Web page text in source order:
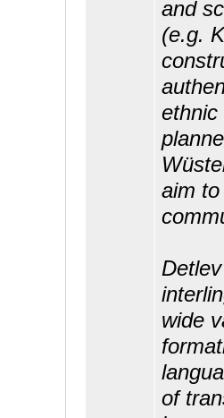
and
(e.g.
ethnic
aim
wide
of